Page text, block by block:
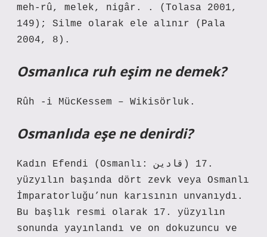
meh-rû, melek, nigâr. . (Tolasa 2001,
149); Silme olarak ele alınır (Pala
2004, 8).
Osmanlıca ruh eşim ne demek?
Rûh -i MücKessem – Wikisörluk.
Osmanlıda eşe ne denirdi?
Kadın Efendi (Osmanlı: قادین) 17.
yüzyılın başında dört zevk veya Osmanlı
İmparatorluğu’nun karısının unvanıydı.
Bu başlık resmi olarak 17. yüzyılın
sonunda yayınlandı ve on dokuzuncu ve